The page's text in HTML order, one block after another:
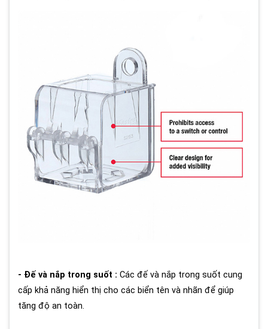
- Đế và nắp trong suốt : Các đế và nắp trong suốt cung
cấp khả năng hiển thị cho các biển tên và nhãn để giúp
tăng độ an toàn.